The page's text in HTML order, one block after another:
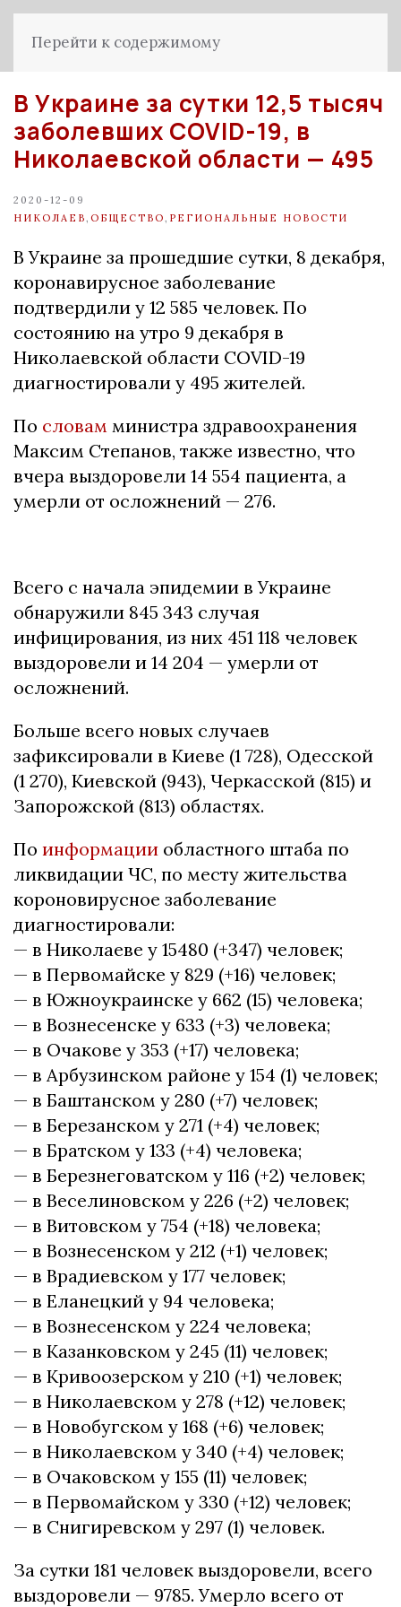
Перейти к содержимому
В Украине за сутки 12,5 тысяч
заболевших COVID-19, в
Николаевской области — 495
2020-12-09
НИКОЛАЕВ ОБЩЕСТВО РЕГИОНАЛЬНЫЕ НОВОСТИ
В Украине за прошедшие сутки, 8 декабря,
коронавирусное заболевание
подтвердили у 12 585 человек. По
состоянию на утро 9 декабря в
Николаевской области COVID-19
диагностировали у 495 жителей.
По словам министра здравоохранения
Максим Степанов, также известно, что
вчера выздоровели 14 554 пациента, а
умерли от осложнений — 276.
Всего с начала эпидемии в Украине
обнаружили 845 343 случая
инфицирования, из них 451 118 человек
выздоровели и 14 204 — умерли от
осложнений.
Больше всего новых случаев
зафиксировали в Киеве (1 728), Одесской
(1 270), Киевской (943), Черкасской (815) и
Запорожской (813) областях.
По информации областного штаба по
ликвидации ЧС, по месту жительства
короновирусное заболевание
диагностировали:
— в Николаеве у 15480 (+347) человек;
— в Первомайске у 829 (+16) человек;
— в Южноукраинске у 662 (15) человека;
— в Вознесенске у 633 (+3) человека;
— в Очакове у 353 (+17) человека;
— в Арбузинском районе у 154 (1) человек;
— в Баштанском у 280 (+7) человек;
— в Березанском у 271 (+4) человек;
— в Братском у 133 (+4) человека;
— в Березнеговатском у 116 (+2) человек;
— в Веселиновском у 226 (+2) человек;
— в Витовском у 754 (+18) человека;
— в Вознесенском у 212 (+1) человек;
— в Врадиевском у 177 человек;
— в Еланецкий у 94 человека;
— в Вознесенском у 224 человека;
— в Казанковском у 245 (11) человек;
— в Кривоозерском у 210 (+1) человек;
— в Николаевском у 278 (+12) человек;
— в Новобугском у 168 (+6) человек;
— в Николаевском у 340 (+4) человек;
— в Очаковском у 155 (11) человек;
— в Первомайском у 330 (+12) человек;
— в Снигиревском у 297 (1) человек.
За сутки 181 человек выздоровели, всего
выздоровели — 9785. Умерло всего от